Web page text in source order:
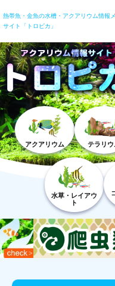
熱帯魚・金魚の水槽・アクアリウム情報
サイト「トロピカ」
アクアリウム テラリウ
水草・レイアウ
ト